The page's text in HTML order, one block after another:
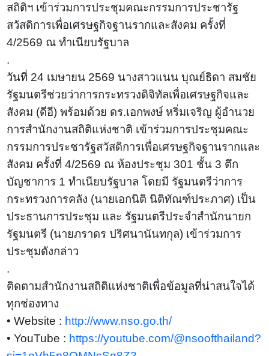
สถิติฯ เข้าร่วมการประชุมคณะกรรมการประชารัฐ
สวัสดิการเพื่อเศรษฐกิจฐานรากและสังคม ครั้งที่
4/2569 ณ ทำเนียบรัฐบาล
.
วันที่ 24 เมษายน 2569 นางสาวแนน บุณย์ธิดา สมชัย
รัฐมนตรีช่วยว่าการกระทรวงดิจิทัลเพื่อเศรษฐกิจและ
สังคม (ดีอี) พร้อมด้วย ดร.เอกพงษ์ หริ่มเจริญ ผู้อำนวย
การสำนักงานสถิติแห่งชาติ เข้าร่วมการประชุมคณะ
กรรมการประชารัฐสวัสดิการเพื่อเศรษฐกิจฐานรากและ
สังคม ครั้งที่ 4/2569 ณ ห้องประชุม 301 ชั้น 3 ตึก
บัญชาการ 1 ทำเนียบรัฐบาล โดยมี รัฐมนตรีว่าการ
กระทรวงการคลัง (นายเอกนิติ นิติทัณฑ์ประภาศ) เป็น
ประธานการประชุม และ รัฐมนตรีประจำสำนักนายก
รัฐมนตรี (นายภราดร ปริศนานันทกุล) เข้าร่วมการ
ประชุมดังกล่าว
.
ติดตามสำนักงานสถิติแห่งชาติเพื่อข้อมูลที่น่าสนใจได้
ทุกช่องทาง
• Website : http://www.nso.go.th/
• YouTube : https://youtube.com/@nsoofthailand?